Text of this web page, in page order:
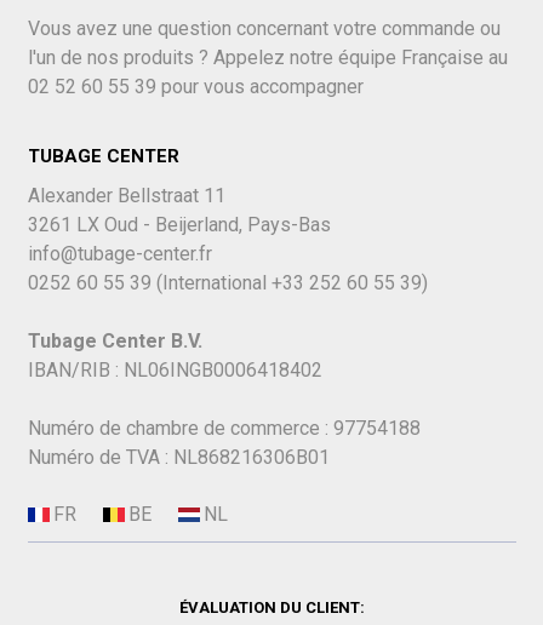
Vous avez une question concernant votre commande ou
l'un de nos produits ? Appelez notre équipe Française au
02 52 60 55 39 pour vous accompagner
TUBAGE CENTER
Alexander Bellstraat 11
3261 LX Oud - Beijerland, Pays-Bas
info@tubage-center.fr
0252 60 55 39 (International +33 252 60 55 39)
Tubage Center B.V.
IBAN/RIB : NL06INGB0006418402
Numéro de chambre de commerce : 97754188
Numéro de TVA : NL868216306B01
ÉVALUATION DU CLIENT: